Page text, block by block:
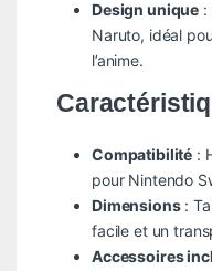
Design unique :
Naruto, idéal
l’anime.
Compatibilité :
pour Nintendo
Dimensions:
facile et un
Accessoires